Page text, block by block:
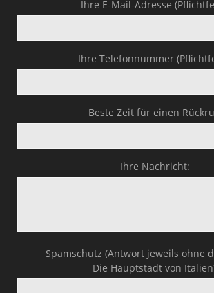
Business-Lösungen
Premium-Lösungen
Meine gute Empfehlung
Kontakt
Ihre E-Mail-Adresse
Ihre Telefonnummer
Beste Zeit für einen
Ihre Nachricht:
Spamschutz (Antwort jeweils ohne
Die Hauptstadt von